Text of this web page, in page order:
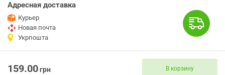
Адресная доставка
Курьер
Новая почта
Укрпошта
159.00грн В корзину